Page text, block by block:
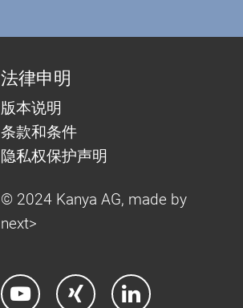
法律申明
版本说明
条款和条件
隐私权保护声明
© 2024 Kanya AG, made by
next>